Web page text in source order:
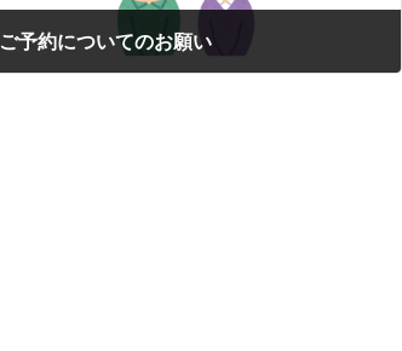
ご予約についてのお願い